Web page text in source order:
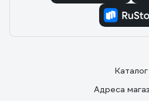
Каталог
Адреса